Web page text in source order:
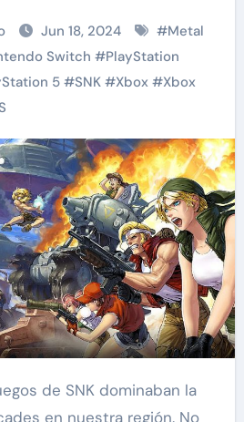
Jun 18, 2024 #Metal
Switch #PlayStation
5#SNK#Xbox#Xbox
en nuestra región. No